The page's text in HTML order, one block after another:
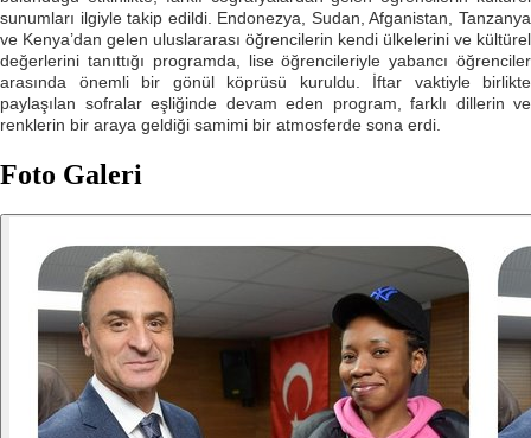
sunumları ilgiyle takip edildi. Endonezya, Sudan, Afganistan, Tanzanya
ve Kenya’dan gelen uluslararası öğrencilerin kendi ülkelerini ve kültürel
değerlerini tanıttığı programda, lise öğrencileriyle yabancı öğrenciler
arasında önemli bir gönül köprüsü kuruldu. İftar vaktiyle birlikte
paylaşılan sofralar eşliğinde devam eden program, farklı dillerin ve
renklerin bir araya geldiği samimi bir atmosferde sona erdi.
Foto Galeri